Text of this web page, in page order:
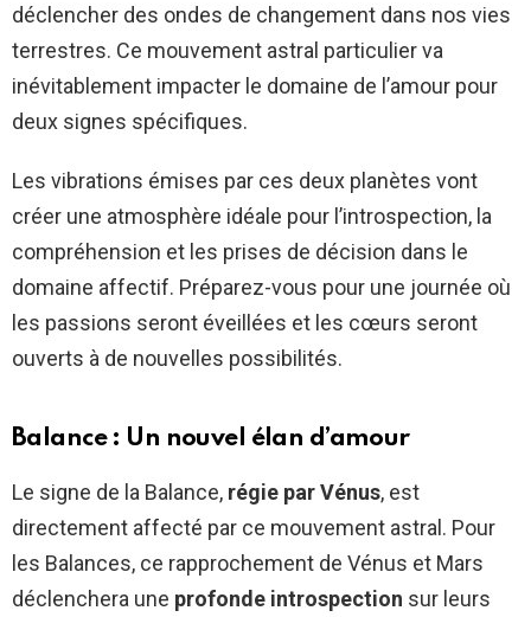
déclencher des ondes de changement dans nos vies
terrestres. Ce mouvement astral particulier va
inévitablement impacter le domaine de l’amour pour
deux signes spécifiques.
Les vibrations émises par ces deux planètes vont
créer une atmosphère idéale pour l’introspection, la
compréhension et les prises de décision dans le
domaine affectif. Préparez-vous pour une journée où
les passions seront éveillées et les cœurs seront
ouverts à de nouvelles possibilités.
Balance : Un nouvel élan d’amour
Le signe de la Balance, régie par Vénus, est
directement affecté par ce mouvement astral. Pour
les Balances, ce rapprochement de Vénus et Mars
déclenchera une profonde introspection sur leurs